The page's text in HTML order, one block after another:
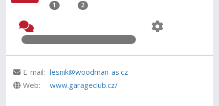
1 2
E-mail: lesnik@woodman-as.cz
Web:
www.garageclub.cz/